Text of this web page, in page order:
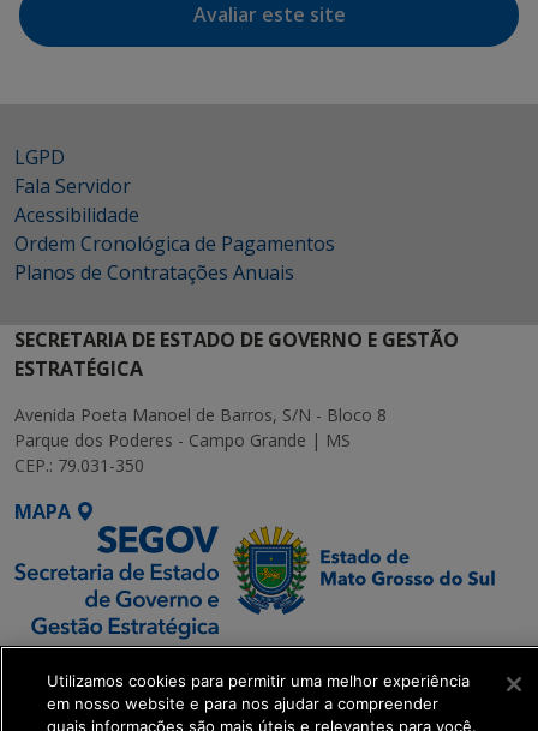
Avaliar este site
LGPD
Fala Servidor
Acessibilidade
Ordem Cronológica de Pagamentos
Planos de Contratações Anuais
SECRETARIA DE ESTADO DE GOVERNO E GESTÃO
ESTRATÉGICA
Avenida Poeta Manoel de Barros, S/N - Bloco 8
Parque dos Poderes - Campo Grande | MS
CEP.: 79.031-350
MAPA
SETDIG | Secretaria-
Executiva de
Utilizamos cookies para permitir uma melhor experiência
em nosso website e para nos ajudar a compreender
quais informações são mais úteis e relevantes para você.